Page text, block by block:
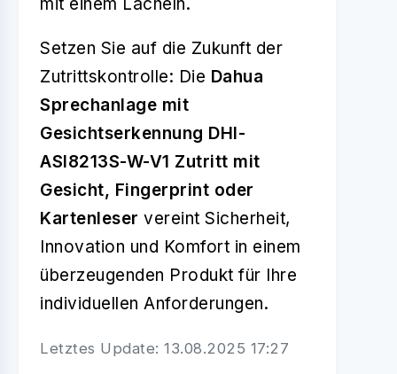
Setzen Sie auf die Zukunft der
Zutrittskontrolle: Die Dahua
Sprechanlage mit
Gesichtserkennung DHI-
ASI8213S-W-V1 Zutritt mit
Gesicht, Fingerprint oder
Kartenleser vereint Sicherheit,
Innovation und Komfort in einem
überzeugenden Produkt für Ihre
individuellen Anforderungen.
Letztes Update: 13.08.2025 17:27